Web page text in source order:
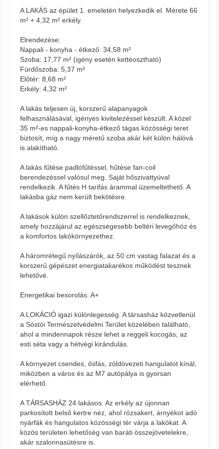
A LAKÁS az épület 1. emeletén helyezkedik el. Mérete 66
m² + 4,32 m² erkély.
Elrendezése:
Nappali - konyha - étkező: 34,58 m²
Szoba: 17,77 m² (igény esetén kettéosztható)
Fürdőszoba: 5,37 m²
Előtér: 8,68 m²
Erkély: 4,32 m²
A lakás teljesen új, korszerű alapanyagok
felhasználásával, igényes kivitelezéssel készült. A közel
35 m²-es nappali-konyha-étkező tágas közösségi teret
biztosít, míg a nagy méretű szoba akár két külön hálóvá
is alakítható.
A lakás fűtése padlófűtéssel, hűtése fan-coil
berendezéssel valósul meg. Saját hőszivattyúval
rendelkezik. A fűtés H tarifás árammal üzemeltethető. A
lakásba gáz nem került bekötésre.
A lakások külön szellőztetőrendszerrel is rendelkeznek,
amely hozzájárul az egészségesebb beltéri levegőhöz és
a komfortos lakókörnyezethez.
A háromrétegű nyílászárók, az 50 cm vastag falazat és a
korszerű gépészet energiatakarékos működést tesznek
lehetővé.
Energetikai besorolás: A+
A LOKÁCIÓ igazi különlegesség. A társasház közvetlenül
a Sóstói Természetvédelmi Terület közelében található,
ahol a mindennapok része lehet a reggeli kocogás, az
esti séta vagy a hétvégi kirándulás.
A környezet csendes, ősfás, zöldövezeti hangulatot kínál,
miközben a város és az M7 autópálya is gyorsan
elérhető.
A TÁRSASHÁZ 24 lakásos. Az erkély az újonnan
parkosított belső kertre néz, ahol rózsakert, árnyékot adó
nyárfák és hangulatos közösségi tér várja a lakókat. A
közös területen lehetőség van baráti összejövetelekre,
akár szalonnasütésre is.